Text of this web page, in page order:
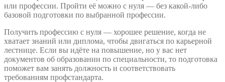
или профессии. Пройти её можно с нуля — без какой-либо
базовой подготовки по выбранной профессии.
Получить профессию с нуля — хорошее решение, когда не
хватает знаний или диплома, чтобы двигаться по карьерной
лестнице. Если вы идёте на повышение, но у вас нет
документов об образовании по специальности, то подготовка
поможет вам занять должность и соответствовать
требованиям профстандарта.